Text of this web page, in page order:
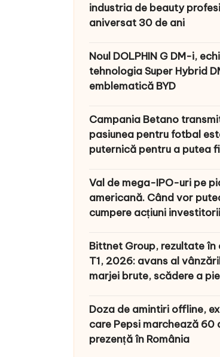
industria de beauty
aniversat 30 de ani
Noul DOLPHIN G DM-i,
tehnologia Super Hybrid
emblematică BYD
Campania Betano
pasiunea pentru fotbal
puternică pentru a putea
Val de mega-IPO-uri pe
americană. Când vor
cumpere acțiuni
Bittnet Group, rezultate în
T1, 2026: avans al
marjei brute, scădere a
Doza de amintiri offline,
care Pepsi marchează 60
prezență în România